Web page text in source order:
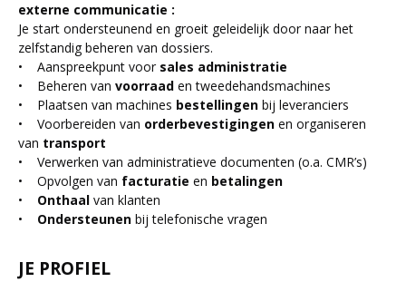
externe communicatie :
Je start ondersteunend en groeit geleidelijk door naar het
zelfstandig beheren van dossiers.
• Aanspreekpunt voor sales administratie
• Beheren van voorraad en tweedehandsmachines
• Plaatsen van machines bestellingen bij leveranciers
• Voorbereiden van orderbevestigingen en organiseren
van transport
• Verwerken van administratieve documenten (o.a. CMR’s)
• Opvolgen van facturatie en betalingen
• Onthaal van klanten
• Ondersteunen bij telefonische vragen
JE PROFIEL